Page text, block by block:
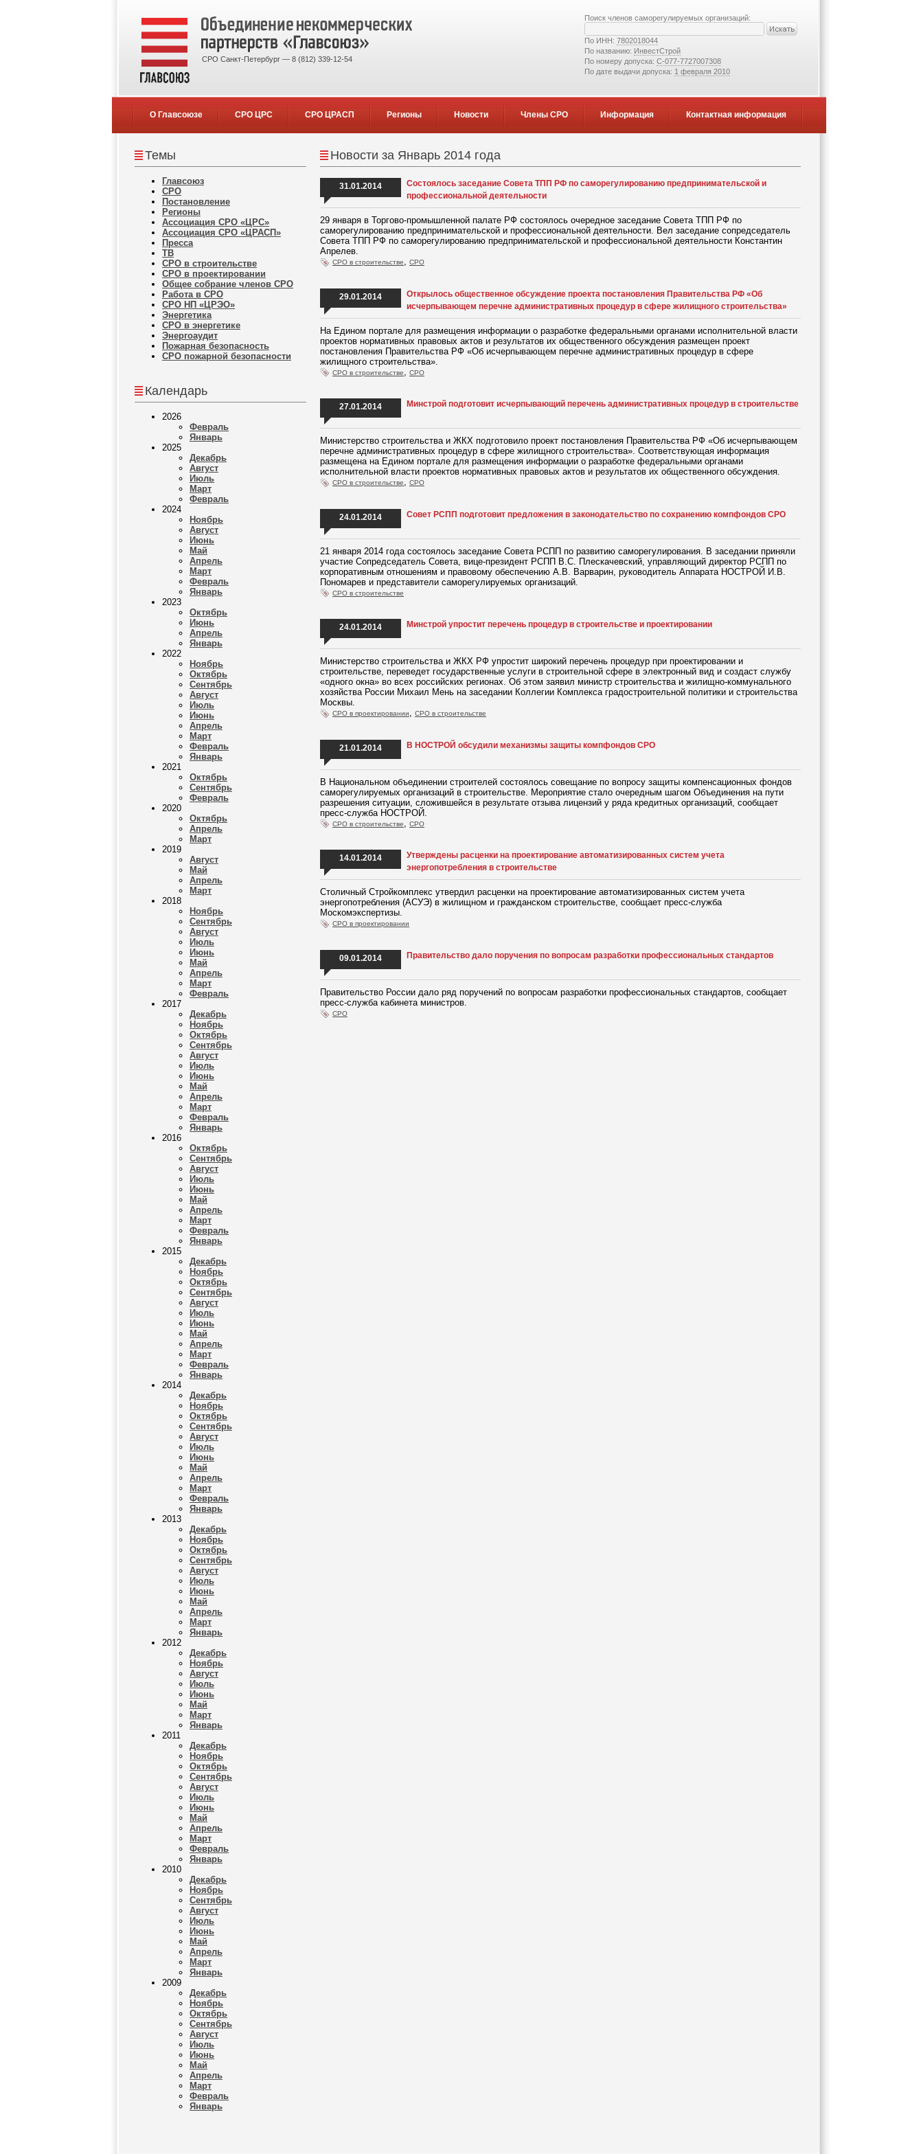
СРО Санкт-Петербург — 8 (812) 339-12-54
Поиск членов саморегулируемых организаций:
По ИНН: 7802018044
По названию: ИнвестСтрой
По номеру допуска: С-077-7727007308
По дате выдачи допуска: 1 февраля 2010
О Главсоюзе СРО ЦРС СРО ЦРАСП Регионы Новости Члены СРО Информация Контактная информация
Темы
Главсоюз
СРО
Постановление
Регионы
Ассоциация СРО «ЦРС»
Ассоциация СРО «ЦРАСП»
Пресса
ТВ
СРО в строительстве
СРО в проектировании
Общее собрание членов СРО
Работа в СРО
СРО НП «ЦРЭО»
Энергетика
СРО в энергетике
Энергоаудит
Пожарная безопасность
СРО пожарной безопасности
Календарь
2026
Февраль
Январь
2025
Декабрь
Август
Июль
Март
Февраль
2024
Ноябрь
Август
Июнь
Май
Апрель
Март
Февраль
Январь
2023
Октябрь
Июнь
Апрель
Январь
2022
Ноябрь
Октябрь
Сентябрь
Август
Июль
Июнь
Апрель
Март
Февраль
Январь
2021
Октябрь
Сентябрь
Февраль
2020
Октябрь
Апрель
Март
2019
Август
Май
Апрель
Март
2018
Ноябрь
Сентябрь
Август
Июль
Июнь
Май
Апрель
Март
Февраль
2017
Декабрь
Ноябрь
Октябрь
Сентябрь
Август
Июль
Июнь
Май
Апрель
Март
Февраль
Январь
2016
Октябрь
Сентябрь
Август
Июль
Июнь
Май
Апрель
Март
Февраль
Январь
2015
Декабрь
Ноябрь
Октябрь
Сентябрь
Август
Июль
Июнь
Май
Апрель
Март
Февраль
Январь
2014
Декабрь
Ноябрь
Октябрь
Сентябрь
Август
Июль
Июнь
Май
Апрель
Март
Февраль
Январь
2013
Декабрь
Ноябрь
Октябрь
Сентябрь
Август
Июль
Июнь
Май
Апрель
Март
Январь
2012
Декабрь
Ноябрь
Август
Июль
Июнь
Май
Март
Январь
2011
Декабрь
Ноябрь
Октябрь
Сентябрь
Август
Июль
Июнь
Май
Апрель
Март
Февраль
Январь
2010
Декабрь
Ноябрь
Сентябрь
Август
Июль
Июнь
Май
Апрель
Март
Январь
2009
Декабрь
Ноябрь
Октябрь
Сентябрь
Август
Июль
Июнь
Май
Апрель
Март
Февраль
Январь
Новости за Январь 2014 года
31.01.2014
Состоялось заседание Совета ТПП РФ по саморегулированию предпринимательской и
профессиональной деятельности
29 января в Торгово-промышленной палате РФ состоялось очередное заседание Совета ТПП РФ по
саморегулированию предпринимательской и профессиональной деятельности. Вел заседание сопредседатель
Совета ТПП РФ по саморегулированию предпринимательской и профессиональной деятельности Константин
Апрелев.
СРО в строительстве, СРО
29.01.2014
​Открылось общественное обсуждение проекта постановления Правительства РФ «Об
исчерпывающем перечне административных процедур в сфере жилищного строительства»
На Едином портале для размещения информации о разработке федеральными органами исполнительной власти
проектов нормативных правовых актов и результатов их общественного обсуждения размещен проект
постановления Правительства РФ «Об исчерпывающем перечне административных процедур в сфере
жилищного строительства».
СРО в строительстве СРО
27.01.2014 Минстрой подготовит исчерпывающий перечень административных процедур в строительстве
Министерство строительства и ЖКХ подготовило проект постановления Правительства РФ «Об исчерпывающем
перечне административных процедур в сфере жилищного строительства». Соответствующая информация
размещена на Едином портале для размещения информации о разработке федеральными органами
исполнительной власти проектов нормативных правовых актов и результатов их общественного обсуждения.
СРО в строительстве, СРО
24.01.2014 Совет РСПП подготовит предложения в законодательство по сохранению компфондов СРО
21 января 2014 года состоялось заседание Совета РСПП по развитию саморегулирования. В заседании приняли
участие Сопредседатель Совета, вице-президент РСПП В.С. Плескачевский, управляющий директор РСПП по
корпоративным отношениям и правовому обеспечению А.В. Варварин, руководитель Аппарата НОСТРОЙ И.В.
Пономарев и представители саморегулируемых организаций.
СРО в строительстве
24.01.2014 Минстрой упростит перечень процедур в строительстве и проектировании
Министерство строительства и ЖКХ РФ упростит широкий перечень процедур при проектировании и
строительстве, переведет государственные услуги в строительной сфере в электронный вид и создаст службу
«одного окна» во всех российских регионах. Об этом заявил министр строительства и жилищно-коммунального
хозяйства России Михаил Мень на заседании Коллегии Комплекса градостроительной политики и строительства
Москвы.
СРО в проектировании, СРО в строительстве
21.01.2014 В НОСТРОЙ обсудили механизмы защиты компфондов СРО
В Национальном объединении строителей состоялось совещание по вопросу защиты компенсационных фондов
саморегулируемых организаций в строительстве. Мероприятие стало очередным шагом Объединения на пути
разрешения ситуации, сложившейся в результате отзыва лицензий у ряда кредитных организаций, сообщает
пресс-служба НОСТРОЙ.
СРО в строительстве СРО
14.01.2014
Утверждены расценки на проектирование автоматизированных систем учета
энергопотребления в строительстве
Столичный Стройкомплекс утвердил расценки на проектирование автоматизированных систем учета
энергопотребления (АСУЭ) в жилищном и гражданском строительстве, сообщает пресс-служба
Москомэкспертизы.
СРО в проектировании
09.01.2014 Правительство дало поручения по вопросам разработки профессиональных стандартов
Правительство России дало ряд поручений по вопросам разработки профессиональных стандартов, сообщает
пресс-служба кабинета министров.
СРО